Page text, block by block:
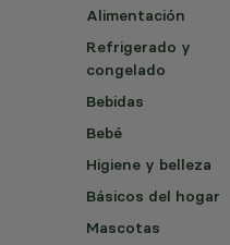
Alimentación
Refrigerado y
congelado
Bebidas
Bebé
Higiene y belleza
Básicos del hogar
Mascotas